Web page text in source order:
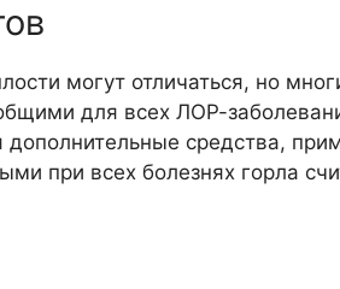
могут отличаться, но
для всех ЛОР-
средства,
при всех болезнях горла